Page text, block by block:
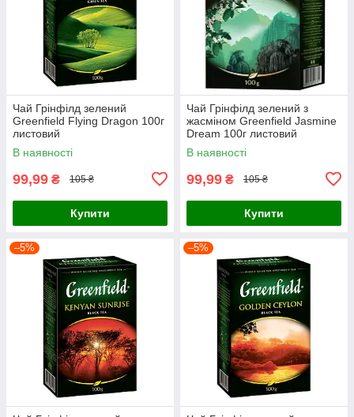
Чай Грінфілд зелений
Greenfield Flying Dragon 100г
листовий
В наявності
99,99 ₴ 105 ₴
Купити
Чай Грінфілд зелений з
жасміном Greenfield Jasmine
Dream 100г листовий
В наявності
99,99 ₴ 105 ₴
Купити
–5% –5%